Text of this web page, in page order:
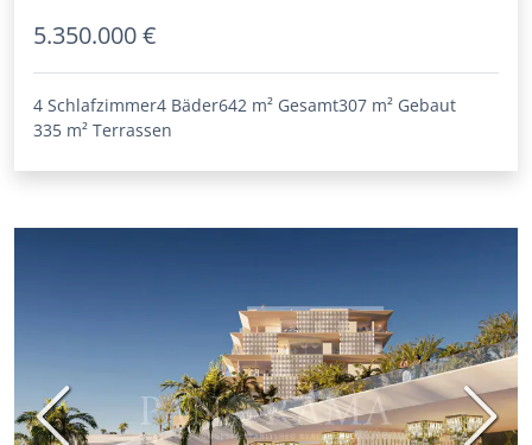
5.350.000 €
4 Schlafzimmer4 Bäder642 m² Gesamt307 m² Gebaut
335 m² Terrassen
Vorherige